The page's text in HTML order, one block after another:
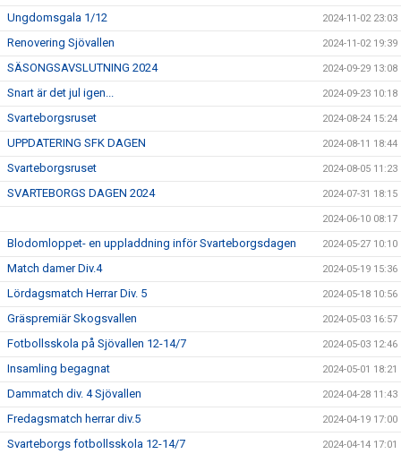
Ungdomsgala 1/12 2024-11-02 23:03
Renovering Sjövallen 2024-11-02 19:39
SÄSONGSAVSLUTNING 2024 2024-09-29 13:08
Snart är det jul igen... 2024-09-23 10:18
Svarteborgsruset 2024-08-24 15:24
UPPDATERING SFK DAGEN 2024-08-11 18:44
Svarteborgsruset 2024-08-05 11:23
SVARTEBORGS DAGEN 2024 2024-07-31 18:15
2024-06-10 08:17
Blodomloppet- en uppladdning inför Svarteborgsdagen 2024-05-27 10:10
Match damer Div.4 2024-05-19 15:36
Lördagsmatch Herrar Div. 5 2024-05-18 10:56
Gräspremiär Skogsvallen 2024-05-03 16:57
Fotbollsskola på Sjövallen 12-14/7 2024-05-03 12:46
Insamling begagnat 2024-05-01 18:21
Dammatch div. 4 Sjövallen 2024-04-28 11:43
Fredagsmatch herrar div.5 2024-04-19 17:00
Svarteborgs fotbollsskola 12-14/7 2024-04-14 17:01